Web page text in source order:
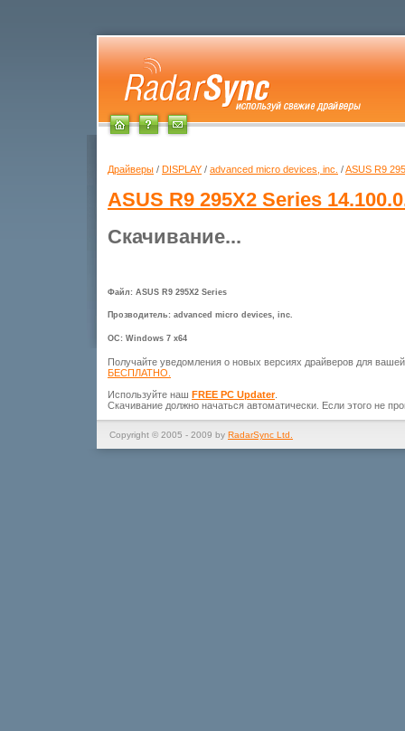
Драйверы / DISPLAY / advanced micro devices, inc. /ASUS R9
ASUS R9 295X2 Series
Скачивание...
Файл: ASUS R9 295X2 Series
Прозводитель: advanced micro devices, inc.
ОС: Windows 7 x64
Получайте уведомления о новых версиях драйверов для
БЕСПЛАТНО.
Используйте наш FREE PC Updater.
Скачивание должно начаться автоматически. Если этого не
Copyright © 2005 - 2009 by RadarSync Ltd.